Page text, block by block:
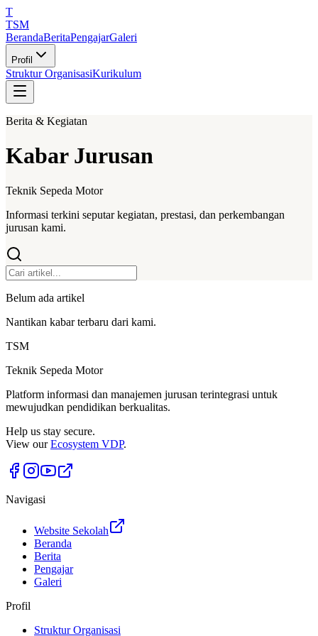
T
TSM
BerandaBeritaPengajarGaleri
Profil
Struktur OrganisasiKurikulum
Berita & Kegiatan
Kabar Jurusan
Teknik Sepeda Motor
Informasi terkini seputar kegiatan, prestasi, dan perkembangan
jurusan kami.
Belum ada artikel
Nantikan kabar terbaru dari kami.
TSM
Teknik Sepeda Motor
Platform informasi dan manajemen jurusan terintegrasi untuk
mewujudkan pendidikan berkualitas.
Help us stay secure.
View our Ecosystem VDP.
Navigasi
Website Sekolah
Beranda
Berita
Pengajar
Galeri
Profil
Struktur Organisasi